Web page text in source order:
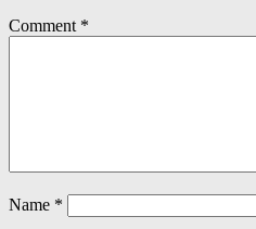
Comment *
Name *